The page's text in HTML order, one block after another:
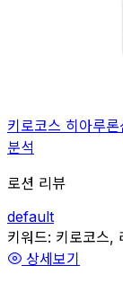
키로코스 히아루
분석
로션 리뷰
default
관련
키워드: 키로코스,
상세보기